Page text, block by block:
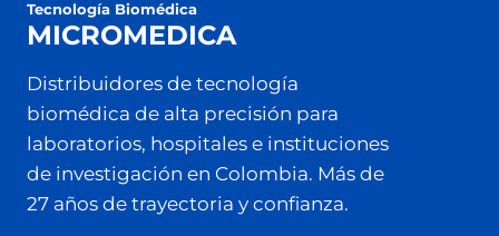
Tecnología Biomédica
MICROMEDICA
Distribuidores de tecnología
biomédica de alta precisión para
laboratorios, hospitales e instituciones
de investigación en Colombia. Más de
27 años de trayectoria y confianza.